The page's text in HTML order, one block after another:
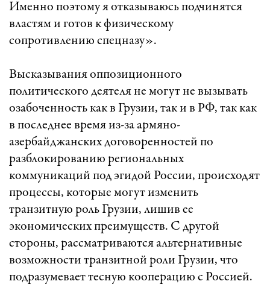
Именно поэтому я отказываюсь подчинятся
властям и готов к физическому
сопротивлению спецназу».
Высказывания оппозиционного
политического деятеля не могут не вызывать
озабоченность как в Грузии, так и в РФ, так как
в последнее время из-за армяно-
азербайджанских договоренностей по
разблокированию региональных
коммуникаций под эгидой России, происходят
процессы, которые могут изменить
транзитную роль Грузии, лишив ее
экономических преимуществ. С другой
стороны, рассматриваются альтернативные
возможности транзитной роли Грузии, что
подразумевает тесную кооперацию с Россией.